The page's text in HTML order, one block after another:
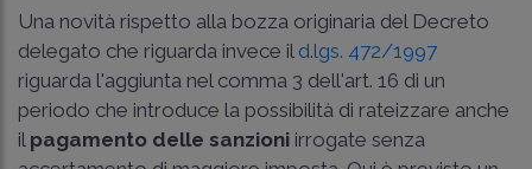
Una novità rispetto alla bozza originaria del Decreto
delegato che riguarda invece il d.lgs. 472/1997
riguarda l'aggiunta nel comma 3 dell'art. 16 di un
periodo che introduce la possibilità di rateizzare anche
il pagamento delle sanzioni irrogate senza